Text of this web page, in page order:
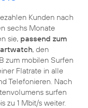
Kunden nach
sechs Monate
sie, passend zum
, den
zum mobilen Surfen
Flatrate in alle
Telefonieren. Nach
surfen
zu 1 Mbit/s weiter.